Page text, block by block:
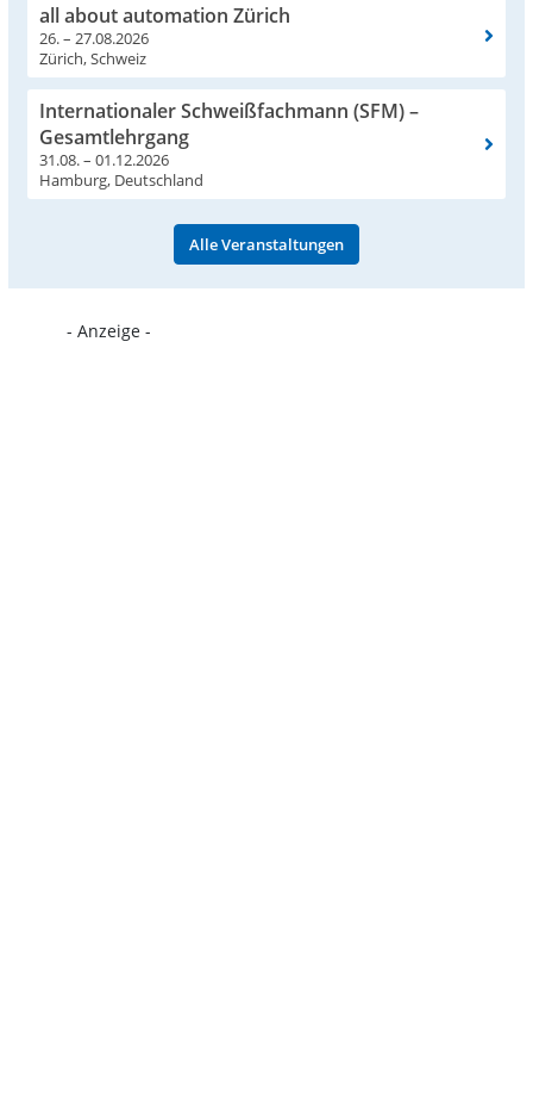
all about automation Zürich
26. – 27.08.2026
Zürich, Schweiz
Internationaler Schweißfachmann (SFM) –
Gesamtlehrgang
31.08. – 01.12.2026
Hamburg, Deutschland
Alle Veranstaltungen
- Anzeige -